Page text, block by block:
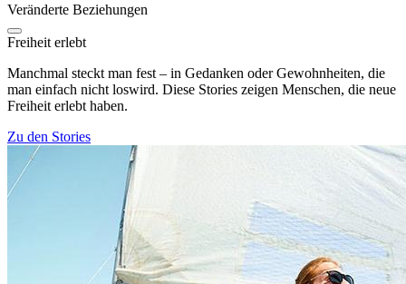
Veränderte Beziehungen
Freiheit erlebt
Manchmal steckt man fest – in Gedanken oder Gewohnheiten, die
man einfach nicht loswird. Diese Stories zeigen Menschen, die neue
Freiheit erlebt haben.
Zu den Stories